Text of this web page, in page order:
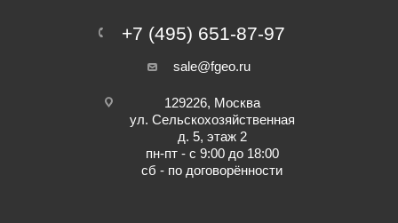
+7 (495) 651-87-97
sale@fgeo.ru
129226, Москва
ул. Сельскохозяйственная
д. 5, этаж 2
пн-пт - с 9:00 до 18:00
сб - по договорённости